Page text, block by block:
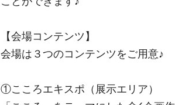
【会場コンテンツ】
会場は３つのコンテンツをご用意♪
①こころエキスポ（展示エリア）